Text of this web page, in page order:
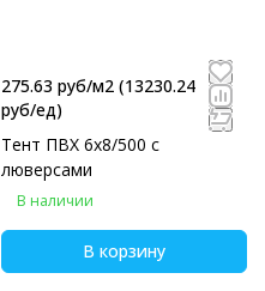
275.63 руб/м2 (13230.24
руб/eд)
Тент ПВХ 6х8/500 с
люверсами
В наличии
В корзину